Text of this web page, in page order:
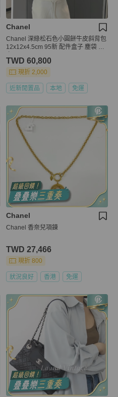
Chanel
Chanel 深綠松石色小圓餅牛皮斜背包
12x12x4.5cm 95新 配件盒子 塵袋 保
TWD 60,800
現折 2,000
近新閒置品 本地 免運
Chanel
Chanel 香奈兒項鍊
TWD 27,466
現折 800
狀況良好 香港 免運